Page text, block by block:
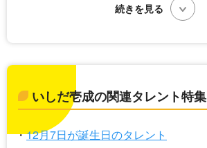
いしだ壱成の関連タレント特集
12月7日が誕生日のタレント